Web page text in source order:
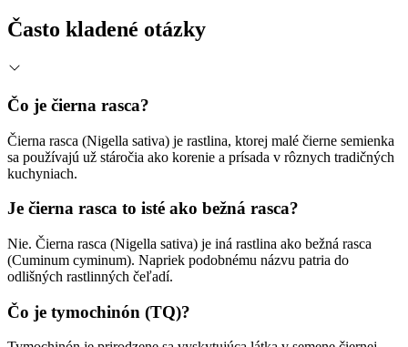
Často kladené otázky
Čo je čierna rasca?
Čierna rasca (Nigella sativa) je rastlina, ktorej malé čierne semienka
sa používajú už stáročia ako korenie a prísada v rôznych tradičných
kuchyniach.
Je čierna rasca to isté ako bežná rasca?
Nie. Čierna rasca (Nigella sativa) je iná rastlina ako bežná rasca
(Cuminum cyminum). Napriek podobnému názvu patria do
odlišných rastlinných čeľadí.
Čo je tymochinón (TQ)?